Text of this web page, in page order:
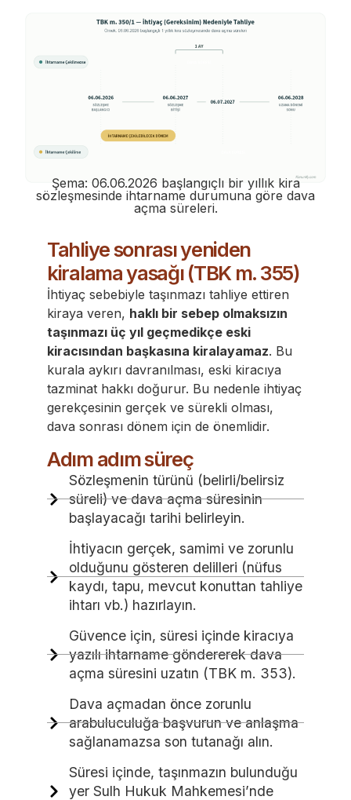
Şema: 06.06.2026 başlangıçlı bir yıllık kira
sözleşmesinde ihtarname durumuna göre dava
açma süreleri.
Tahliye sonrası yeniden
kiralama yasağı (TBK m. 355)
İhtiyaç sebebiyle taşınmazı tahliye ettiren
kiraya veren, haklı bir sebep olmaksızın
taşınmazı üç yıl geçmedikçe eski
kiracısından başkasına kiralayamaz. Bu
kurala aykırı davranılması, eski kiracıya
tazminat hakkı doğurur. Bu nedenle ihtiyaç
gerekçesinin gerçek ve sürekli olması,
dava sonrası dönem için de önemlidir.
Adım adım süreç
Sözleşmenin türünü (belirli/belirsiz
süreli) ve dava açma süresinin
başlayacağı tarihi belirleyin.
İhtiyacın gerçek, samimi ve zorunlu
olduğunu gösteren delilleri (nüfus
kaydı, tapu, mevcut konuttan tahliye
ihtarı vb.) hazırlayın.
Güvence için, süresi içinde kiracıya
yazılı ihtarname göndererek dava
açma süresini uzatın (TBK m. 353).
Dava açmadan önce zorunlu
arabuluculuğa başvurun ve anlaşma
sağlanamazsa son tutanağı alın.
Süresi içinde, taşınmazın bulunduğu
yer Sulh Hukuk Mahkemesi’nde